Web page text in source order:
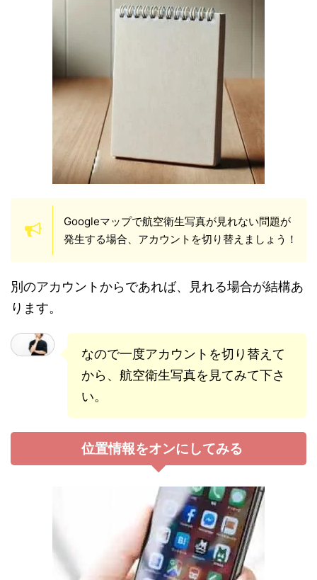
Googleマップで航空衛生写真が見れない問題が
発生する場合、アカウントを切り替えましょう！
別のアカウントからであれば、見れる場合が結構あ
ります。
なので一度アカウントを切り替えて
から、航空衛生写真を見てみて下さ
い。
位置情報をオンにしてみる